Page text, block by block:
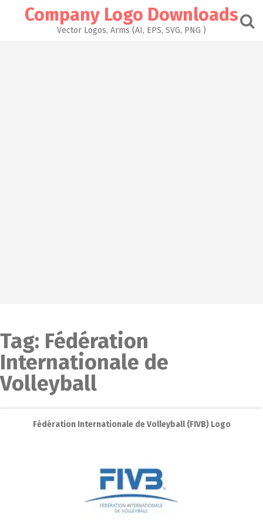
Company Logo Downloads
Vector Logos, Arms (AI, EPS, SVG, PNG )
Tag: Fédération
Internationale de
Volleyball
Fédération Internationale de Volleyball (FIVB) Logo